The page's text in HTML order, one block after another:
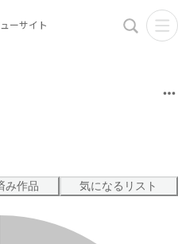
ーサイト
み作品 気になるリスト